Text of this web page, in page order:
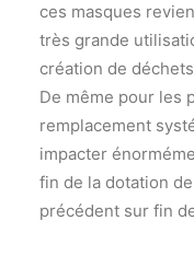
ces masques
très grande
création de
De même pour les
remplacement
impacter
fin de la dotation
précédent sur fin